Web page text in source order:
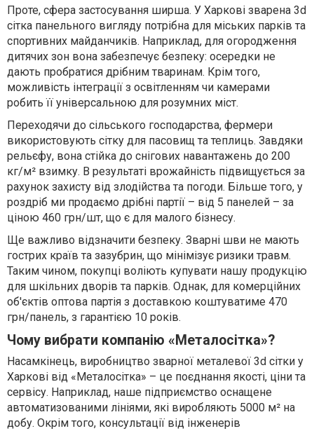
Проте, сфера застосування ширша. У Харкові зварена 3d
сітка панельного вигляду потрібна для міських парків та
спортивних майданчиків. Наприклад, для огородження
дитячих зон вона забезпечує безпеку: осередки не
дають пробратися дрібним тваринам. Крім того,
можливість інтеграції з освітленням чи камерами
робить її універсальною для розумних міст.
Переходячи до сільського господарства, фермери
використовують сітку для пасовищ та теплиць. Завдяки
рельєфу, вона стійка до снігових навантажень до 200
кг/м² взимку. В результаті врожайність підвищується за
рахунок захисту від злодійства та погоди. Більше того, у
роздріб ми продаємо дрібні партії – від 5 панелей – за
ціною 460 грн/шт, що є для малого бізнесу.
Ще важливо відзначити безпеку. Зварні шви не мають
гострих країв та зазубрин, що мінімізує ризики травм.
Таким чином, покупці воліють купувати нашу продукцію
для шкільних дворів та парків. Однак, для комерційних
об'єктів оптова партія з доставкою коштуватиме 470
грн/панель, з гарантією 10 років.
Чому вибрати компанію «Металосітка»?
Насамкінець, виробництво зварної металевої 3d сітки у
Харкові від «Металосітка» – це поєднання якості, ціни та
сервісу. Наприклад, наше підприємство оснащене
автоматизованими лініями, які виробляють 5000 м² на
добу. Окрім того, консультації від інженерів